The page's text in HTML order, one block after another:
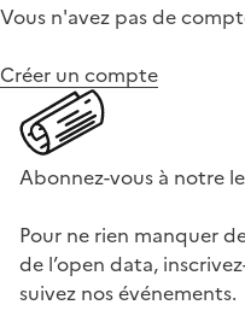
Vous n'avez pas de
Créer un compte
Abonnez-vous à notre
Pour ne rien manquer
de l’open data,
suivez nos événements.